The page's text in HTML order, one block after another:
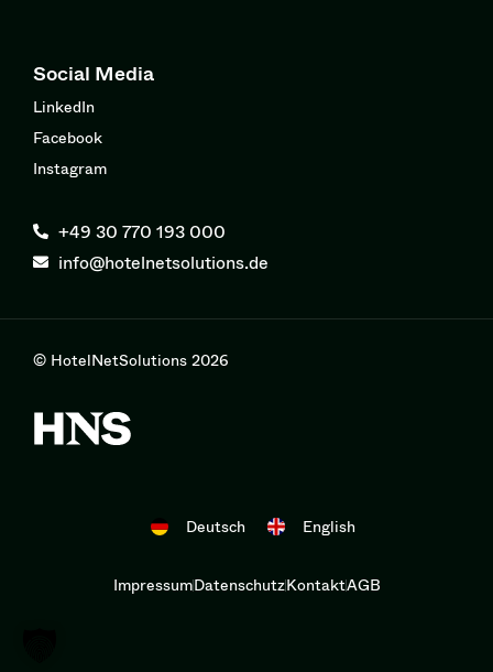
Social Media
LinkedIn
Facebook
Instagram
+49 30 770 193 000
info@hotelnetsolutions.de
Deutsch English
ImpressumDatenschutzKontaktAGB
© HotelNetSolutions 2026